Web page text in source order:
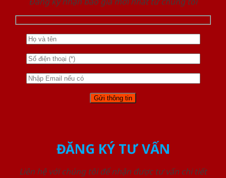
ĐĂNG KÝ TƯ VẤN
Liên hệ với chúng tôi để nhận được tư vấn chi tiết